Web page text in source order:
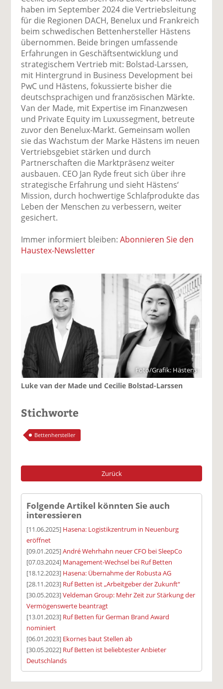
F
ac
e
b
o
o
k
te
il
e
n
tt
er
n
Li
n
k
e
di
n
te
e
n
E
m
ai
er
se
d
e
n
ck
e
haben im September 2024 die Vertriebsleitung
für die Regionen DACH, Benelux und Frankreich
beim schwedischen Bettenhersteller Hästens
übernommen. Beide bringen umfassende
Erfahrungen in Geschäftsentwicklung und
strategischem Vertrieb mit: Bolstad-Larssen,
mit Hintergrund in Business Development bei
PwC und Hästens, fokussierte bisher die
deutschsprachigen und französischen Märkte.
Van der Made, mit Expertise im Finanzwesen
und Private Equity im Luxussegment, betreute
zuvor den Benelux-Markt. Gemeinsam wollen
sie das Wachstum der Marke Hästens im neuen
Vertriebsgebiet stärken und durch
Partnerschaften die Marktpräsenz weiter
ausbauen. CEO Jan Ryde freut sich über ihre
strategische Erfahrung und sieht Hästens‘
Mission, durch hochwertige Schlafprodukte das
Leben der Menschen zu verbessern, weiter
gesichert.
Immer informiert bleiben:Abonnieren Sie den
Haustex-Newsletter
Foto/Grafik: Hästens
Luke van der Made und Cecilie Bolstad-Larssen
Stichworte
Bettenhersteller
Zurück
Folgende Artikel könnten Sie auch
interessieren
[11.06.2025] Hasena: Logistikzentrum in Neuenburg
eröffnet
[09.01.2025]André Wehrhahn neuer CFO bei SleepCo
[07.03.2024] Management-Wechsel bei Ruf Betten
[18.12.2023] Hasena: Übernahme der Robusta AG
[28.11.2023] Ruf Betten ist „Arbeitgeber der Zukunft“
[30.05.2023]Veldeman Group: Mehr Zeit zur Stärkung der
Vermögenswerte beantragt
[13.01.2023] Ruf Betten für German Brand Award
nominiert
[06.01.2023] Ekornes baut Stellen ab
[30.05.2022] Ruf Betten ist beliebtester Anbieter
Deutschlands